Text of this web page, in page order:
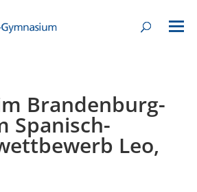
Brandenburg-
Spanisch-
Leo,